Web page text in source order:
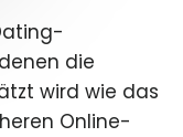
die
wird wie das
Online-